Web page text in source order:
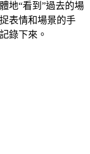
地“看到”過去的場
表情和場景的手
錄下來。